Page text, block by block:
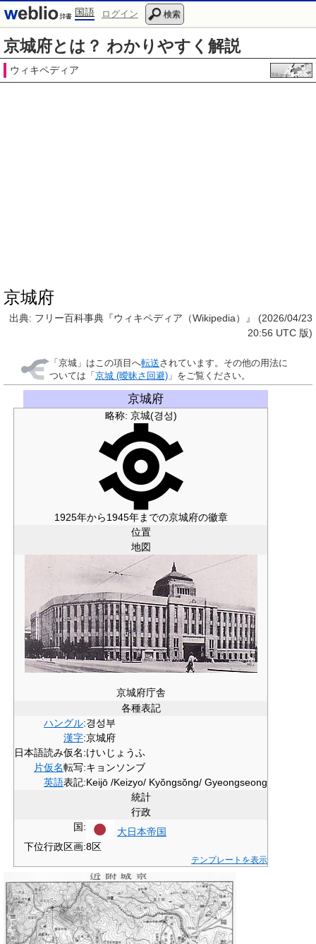
国語 ログイン 検索
京城府とは？ わかりやすく解説
ウィキペディア
京城府
出典: フリー百科事典『ウィキペディア（Wikipedia）』 (2026/04/23
20:56 UTC 版)
「京城 」はこの項目へ転送されています。その他の用法に
ついては「京城 (曖昧さ回避) 」をご覧ください。
京城府
略称: 京城(경성)
1925年から1945年までの京城府の徽章
位置
地図
京城府庁舎
各種表記
ハングル:경성부
漢字:京城府
日本語読み仮名:けいじょうふ
片仮名転写:キョンソンブ
英語表記:Keijō /Keizyo/ Kyŏngsŏng/ Gyeongseong
統計
行政
国:
大日本帝国
下位行政区画:8区
テンプレートを表示